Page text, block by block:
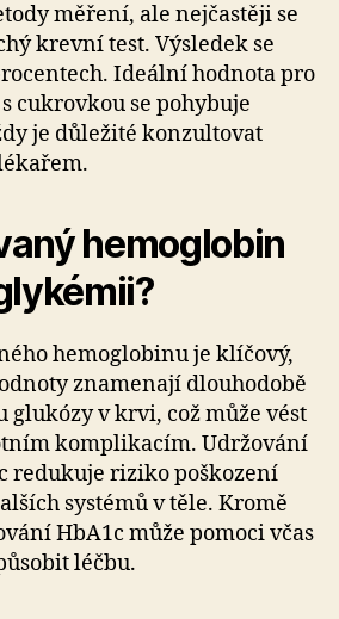
měření, ale nejčastěji se
krevní test. Výsledek se
Ideální hodnota pro
cukrovkou se pohybuje
je důležité konzultovat
hemoglobin
hemoglobinu je klíčový,
znamenají dlouhodobě
glukózy v krvi, což může vést
komplikacím. Udržování
redukuje riziko poškození
systémů v těle. Kromě
HbA1c může pomoci včas
léčbu.